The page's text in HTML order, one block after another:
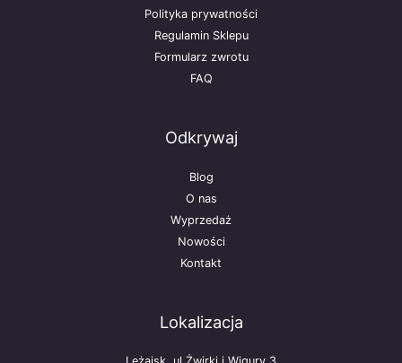
Polityka prywatności
Regulamin Sklepu
Formularz zwrotu
FAQ
Odkrywaj
Blog
O nas
Wyprzedaż
Nowości
Kontakt
Lokalizacja